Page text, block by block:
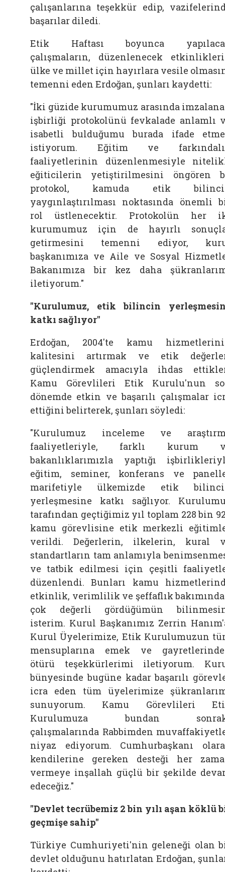
çalışanlarına teşekkür edip,
başarılar diledi.
Etik Haftası boyunca
çalışmaların, düzenlenecek
ülke ve millet için hayırlara vesile
temenni eden Erdoğan, şunları kaydetti:
"İki güzide kurumumuz arasında
işbirliği protokolünü fevkalade anlamlı
isabetli bulduğumu burada ifade
istiyorum. Eğitim ve
faaliyetlerinin düzenlenmesiyle
eğiticilerin yetiştirilmesini öngören
protokol, kamuda etik
yaygınlaştırılması noktasında önemli
rol üstlenecektir. Protokolün her
kurumumuz için de hayırlı
getirmesini temenni ediyor,
başkanımıza ve Aile ve Sosyal
Bakanımıza bir kez daha
iletiyorum."
"Kurulumuz, etik bilincin
katkı sağlıyor"
Erdoğan, 2004'te kamu
kalitesini artırmak ve etik
güçlendirmek amacıyla ihdas
Kamu Görevlileri Etik Kurulu'nun
dönemde etkin ve başarılı çalışmalar
ettiğini belirterek, şunları söyledi:
"Kurulumuz inceleme ve
faaliyetleriyle, farklı kurum
bakanlıklarımızla yaptığı
eğitim, seminer, konferans ve
marifetiyle ülkemizde etik
yerleşmesine katkı sağlıyor.
tarafından geçtiğimiz yıl toplam 228 bin
kamu görevlisine etik merkezli
verildi. Değerlerin, ilkelerin, kural
standartların tam anlamıyla
ve tatbik edilmesi için çeşitli
düzenlendi. Bunları kamu
etkinlik, verimlilik ve şeffaflık
çok değerli gördüğümün
isterim. Kurul Başkanımız Zerrin
Kurul Üyelerimize, Etik Kurulumuzun
mensuplarına emek ve
ötürü teşekkürlerimi iletiyorum.
bünyesinde bugüne kadar başarılı
icra eden tüm üyelerimize
sunuyorum. Kamu Görevlileri
Kurulumuza bundan
çalışmalarında Rabbimden
niyaz ediyorum. Cumhurbaşkanı
kendilerine gereken desteği her
vermeye inşallah güçlü bir şekilde
edeceğiz."
"Devlet tecrübemiz 2 bin yılı aşan köklü
geçmişe sahip"
Türkiye Cumhuriyeti'nin geleneği olan
devlet olduğunu hatırlatan Erdoğan,